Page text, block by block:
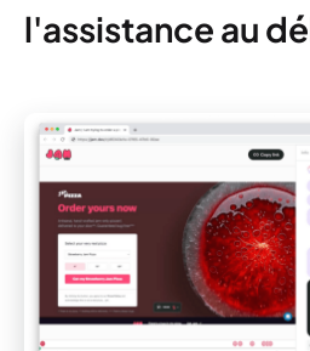
l'assistance au